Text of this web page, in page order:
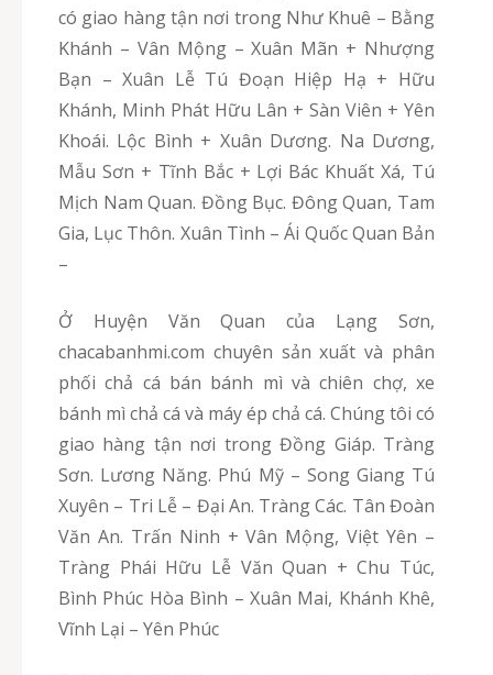
có giao hàng tận nơi trong Như Khuê – Bằng
Khánh – Vân Mộng – Xuân Mãn + Nhượng
Bạn – Xuân Lễ Tú Đoạn Hiệp Hạ + Hữu
Khánh, Minh Phát Hữu Lân + Sàn Viên + Yên
Khoái. Lộc Bình + Xuân Dương. Na Dương,
Mẫu Sơn + Tĩnh Bắc + Lợi Bác Khuất Xá, Tú
Mịch Nam Quan. Đồng Bục. Đông Quan, Tam
Gia, Lục Thôn. Xuân Tình – Ái Quốc Quan Bản
–
Ở Huyện Văn Quan của Lạng Sơn,
chacabanhmi.com chuyên sản xuất và phân
phối chả cá bán bánh mì và chiên chợ, xe
bánh mì chả cá và máy ép chả cá. Chúng tôi có
giao hàng tận nơi trong Đồng Giáp. Tràng
Sơn. Lương Năng. Phú Mỹ – Song Giang Tú
Xuyên – Tri Lễ – Đại An. Tràng Các. Tân Đoàn
Văn An. Trấn Ninh + Vân Mộng, Việt Yên –
Tràng Phái Hữu Lễ Văn Quan + Chu Túc,
Bình Phúc Hòa Bình – Xuân Mai, Khánh Khê,
Vĩnh Lại – Yên Phúc